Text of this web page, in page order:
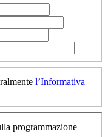
l’Informativa
programmazione